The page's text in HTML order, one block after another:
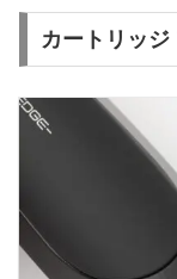
カートリッ